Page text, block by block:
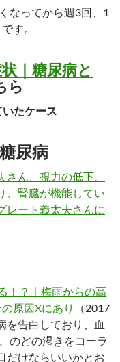
なってから週3回、1
す。
｜糖尿病と
ら
たケース
尿病
ん、視力の低下、
、腎臓が機能してい
レート義太夫さんに
！？｜梅雨からの高
原因Xにあり
（2017
を告白しており、血
のどの渇きをコーラ
だけならいいかとお